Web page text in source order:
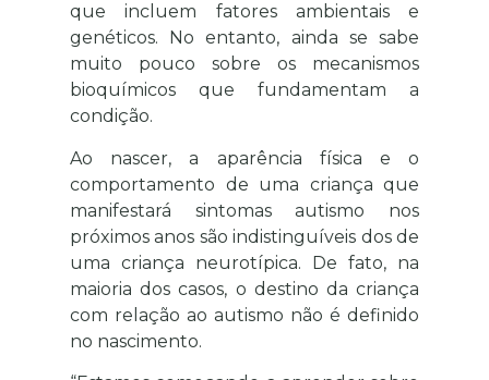
que incluem fatores ambientais e
genéticos. No entanto, ainda se sabe
muito pouco sobre os mecanismos
bioquímicos que fundamentam a
condição.
Ao nascer, a aparência física e o
comportamento de uma criança que
manifestará sintomas autismo nos
próximos anos são indistinguíveis dos de
uma criança neurotípica. De fato, na
maioria dos casos, o destino da criança
com relação ao autismo não é definido
no nascimento.